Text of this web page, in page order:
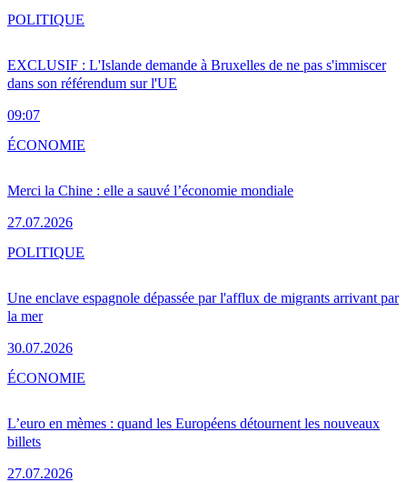
EXCLUSIF : L'Islande demande à Bruxelles de ne pas s'immiscer
dans son référendum sur l'UE
09:07
POLITIQUE
Merci la Chine : elle a sauvé l’économie mondiale
27.07.2026
ÉCONOMIE
Une enclave espagnole dépassée par l'afflux de migrants arrivant par
la mer
30.07.2026
POLITIQUE
L’euro en mèmes : quand les Européens détournent les nouveaux
billets
27.07.2026
ÉCONOMIE